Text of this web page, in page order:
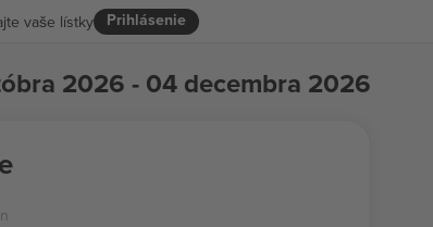
Prihlásenie
vaše lístky
2026 - 04 decembra 2026